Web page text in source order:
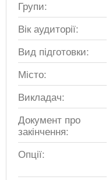
Групи:
Вік аудиторії:
Вид підготовки:
Місто:
Викладач:
Документ про
закінчення:
Опції: